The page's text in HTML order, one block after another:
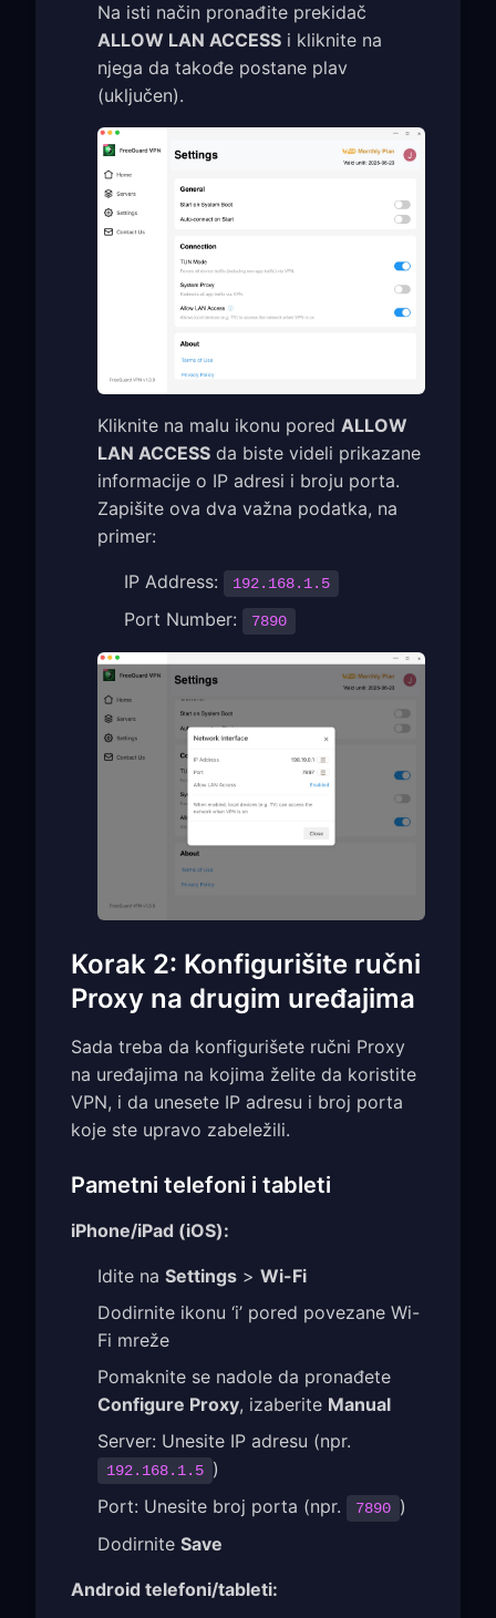
Na isti način pronađite prekidač
ALLOW LAN ACCESS i kliknite na
njega da takođe postane plav
(uključen).
Kliknite na malu ikonu pored ALLOW
LAN ACCESS da biste videli prikazane
informacije o IP adresi i broju porta.
Zapišite ova dva važna podatka, na
primer:
IP Address: 192.168.1.5
Port Number: 7890
Korak 2: Konfigurišite ručni
Proxy na drugim uređajima
Sada treba da konfigurišete ručni Proxy
na uređajima na kojima želite da koristite
VPN, i da unesete IP adresu i broj porta
koje ste upravo zabeležili.
Pametni telefoni i tableti
iPhone/iPad (iOS):
Idite na Settings > Wi-Fi
Dodirnite ikonu ‘i’ pored povezane Wi-
Fi mreže
Pomaknite se nadole da pronađete
Configure Proxy, izaberite Manual
Server: Unesite IP adresu (npr.
192.168.1.5 )
Port: Unesite broj porta (npr.
7890 )
Dodirnite Save
Android telefoni/tableti: